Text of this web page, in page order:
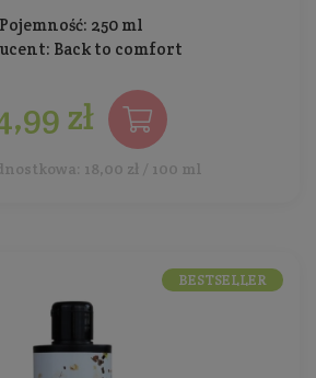
Pojemność: 250 ml
Back to comfort
zł
18,00 zł / 100 ml
BESTSELLER